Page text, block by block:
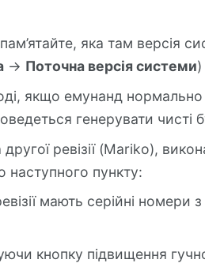
яка там версія
-> Поточна версія системи)
якщо емунанд
генерувати чисті
ревізії (Mariko),
наступного пункту:
мають серійні номери
кнопку підвищення